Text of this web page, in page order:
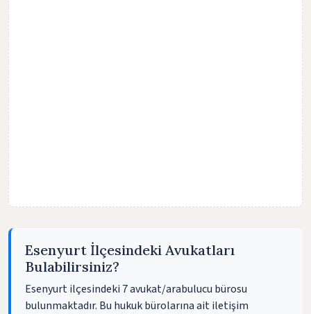
Esenyurt İlçesindeki Avukatları
Bulabilirsiniz?
Esenyurt ilçesindeki 7 avukat/arabulucu bürosu
bulunmaktadır. Bu hukuk bürolarına ait iletişim